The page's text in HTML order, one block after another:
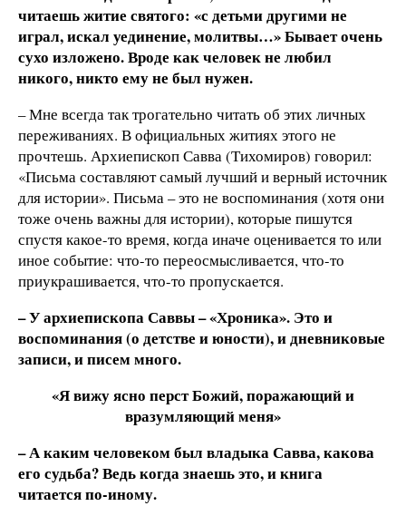
читаешь житие святого: «с детьми другими не
играл, искал уединение, молитвы…» Бывает очень
сухо изложено. Вроде как человек не любил
никого, никто ему не был нужен.
– Мне всегда так трогательно читать об этих личных
переживаниях. В официальных житиях этого не
прочтешь. Архиепископ Савва (Тихомиров) говорил:
«Письма составляют самый лучший и верный источник
для истории». Письма – это не воспоминания (хотя они
тоже очень важны для истории), которые пишутся
спустя какое-то время, когда иначе оценивается то или
иное событие: что-то переосмысливается, что-то
приукрашивается, что-то пропускается.
– У архиепископа Саввы – «Хроника». Это и
воспоминания (о детстве и юности), и дневниковые
записи, и писем много.
«Я вижу ясно перст Божий, поражающий и
вразумляющий меня»
– А каким человеком был владыка Савва, какова
его судьба? Ведь когда знаешь это, и книга
читается по-иному.